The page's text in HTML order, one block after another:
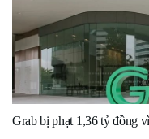
Grab bị phạt 1,36 tỷ đồng